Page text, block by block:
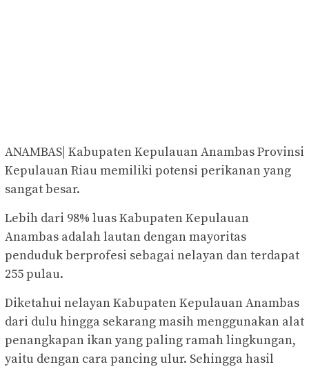
ANAMBAS| Kabupaten Kepulauan Anambas Provinsi
Kepulauan Riau memiliki potensi perikanan yang
sangat besar.
Lebih dari 98% luas Kabupaten Kepulauan
Anambas adalah lautan dengan mayoritas
penduduk berprofesi sebagai nelayan dan terdapat
255 pulau.
Diketahui nelayan Kabupaten Kepulauan Anambas
dari dulu hingga sekarang masih menggunakan alat
penangkapan ikan yang paling ramah lingkungan,
yaitu dengan cara pancing ulur. Sehingga hasil